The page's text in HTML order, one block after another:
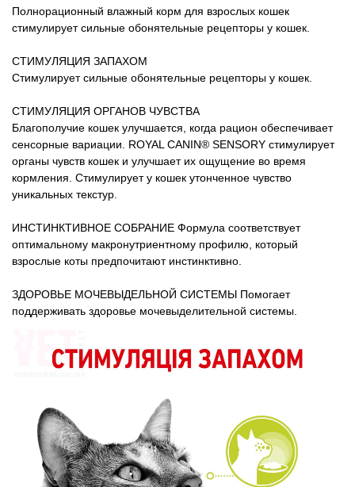
Полнорационный влажный корм для взрослых кошек
стимулирует сильные обонятельные рецепторы у кошек.
СТИМУЛЯЦИЯ ЗАПАХОМ
Стимулирует сильные обонятельные рецепторы у кошек.
СТИМУЛЯЦИЯ ОРГАНОВ ЧУВСТВА
Благополучие кошек улучшается, когда рацион обеспечивает
сенсорные вариации. ROYAL CANIN® SENSORY стимулирует
органы чувств кошек и улучшает их ощущение во время
кормления. Стимулирует у кошек утонченное чувство
уникальных текстур.
ИНСТИНКТИВНОЕ СОБРАНИЕ Формула соответствует
оптимальному макронутриентному профилю, который
взрослые коты предпочитают инстинктивно.
ЗДОРОВЬЕ МОЧЕВЫДЕЛЬНОЙ СИСТЕМЫ Помогает
поддерживать здоровье мочевыделительной системы.
Хозряд - хозтовары оптом
Популярные зоотовары
Архив / Снято с производства